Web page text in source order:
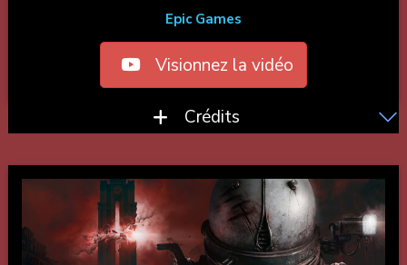
Epic Games
Visionnez la vidéo
Crédits